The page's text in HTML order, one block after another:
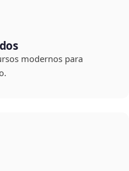
modernos para